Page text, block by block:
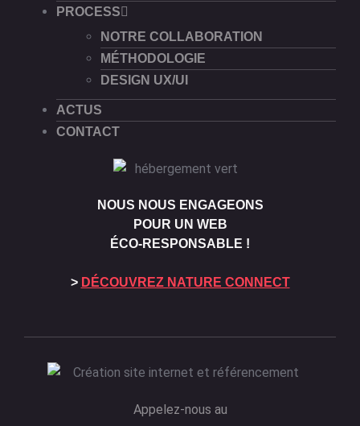
PROCESS
NOTRE COLLABORATION
MÉTHODOLOGIE
DESIGN UX/UI
ACTUS
CONTACT
NOUS NOUS ENGAGEONS
POUR UN WEB
ÉCO-RESPONSABLE !
> DÉCOUVREZ NATURE CONNECT
Appelez-nous au